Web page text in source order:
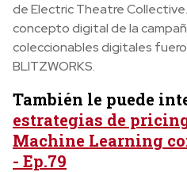
de Electric Theatre
concepto digital de la
coleccionables digitales
BLITZWORKS.
También le puede
estrategias de
Machine Learning
- Ep.79